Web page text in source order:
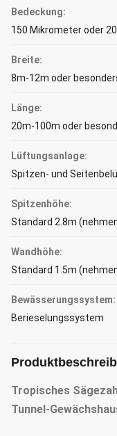
Bedeckung:
150 Mikrometer oder
Breite:
8m-12m oder
Länge:
20m-100m oder
Lüftungsanlage:
Spitzen- und
Spitzenhöhe:
Standard 2.8m
Wandhöhe:
Standard 1.5m
Bewässerungssystem:
Berieselungssystem
Tropisches
Tunnel-